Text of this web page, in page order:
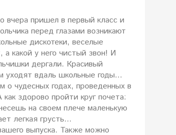
вчера пришел в первый класс и
перед глазами возникают
дискотеки, веселые
какой у него чистый звон! И
дергали. Красивый
уходят вдаль школьные годы…
о чудесных годах, проведенных в
здорово пройти круг почета:
на своем плече маленькую
легкая грусть…
выпуска. Также можно